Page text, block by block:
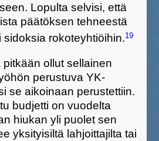
Lopulta selvisi, että
päätöksen tehneestä
sidoksia rokoteyhtiöihin.19
pitkään ollut sellainen
perustuva YK-
se aikoinaan perustettiin.
budjetti on vuodelta
hiukan yli puolet sen
yksityisiltä lahjoittajilta tai